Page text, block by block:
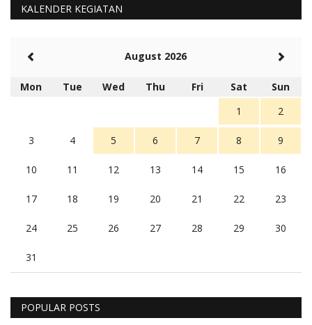
KALENDER KEGIATAN
August 2026
Mon Tue Wed Thu Fri Sat
Sun
1
2
3 4 5 6 7 8 9
10 11 12 13 14 15 16
17 18 19 20 21 22 23
24 25 26 27 28 29 30
31
POPULAR POSTS